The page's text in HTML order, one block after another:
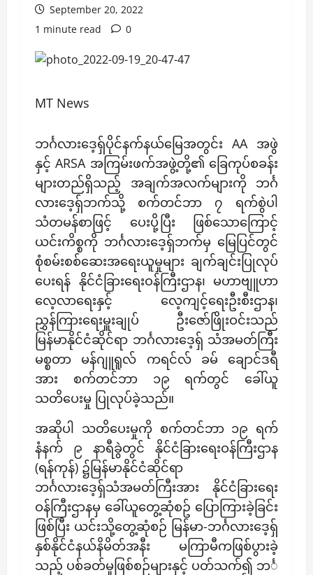
September 20, 2022
1 minute read
0
MT News
ဘင်္ဂလားဒေ့ရှ်ပိုင်နက်နယ်မြေအတွင်း AA အဖွဲ
နှင့် ARSA အကြမ်းဖက်အဖွဲ့တို့၏ ခြေကုပ်စခန်း
များတည်ရှိသည့် အချက်အလက်များကို ဘင်္ဂ
လားဒေ့ရှ်ဘက်သို့ စက်တင်ဘာ ၇ ရက်စွဲပါ
သံတမန်စာဖြင့် ပေးပို့ပြီး ဖြစ်သောကြောင့်
ယင်းကိစ္စကို ဘင်္ဂလားဒေ့ရှ်ဘက်မှ မြေပြင်တွင်
စုံစမ်းစစ်ဆေးအရေးယူမှုများ ချက်ချင်းပြုလုပ်
ပေးရန် နိုင်ငံခြားရေးဝန်ကြီးဌာန၊ မဟာဗျူဟာ
လေ့လာရေးနှင့် လေ့ကျင့်ရေးဦးစီးဌာန၊
ညွှန်ကြားရေးမှူးချုပ် ဦးဇော်ဖြိုးဝင်းသည်
မြန်မာနိုင်ငံဆိုင်ရာ ဘင်္ဂလားဒေ့ရှ် သံအမတ်ကြီး
မစ္စတာ မန်ဂျူရူလ် ကရင်လ် ခမ် ချောင်ဒရီ
အား စက်တင်ဘာ ၁၉ ရက်တွင် ခေါ်ယူ
သတိပေးမှု ပြုလုပ်ခဲ့သည်။
အဆိုပါ သတိပေးမှုကို စက်တင်ဘာ ၁၉ ရက်
နံနက် ၉ နာရီခွဲတွင် နိုင်ငံခြားရေးဝန်ကြီးဌာန
(ရန်ကုန်) ၌မြန်မာနိုင်ငံဆိုင်ရာ
ဘင်္ဂလားဒေ့ရှ်သံအမတ်ကြီးအား နိုင်ငံခြားရေး
ဝန်ကြီးဌာနမှ ခေါ်ယူတွေ့ဆုံစဥ် ပြောကြားခဲ့ခြင်း
ဖြစ်ပြီး ယင်းသို့တွေ့ဆုံစဉ် မြန်မာ-ဘင်္ဂလားဒေ့ရှ်
နှစ်နိုင်ငံနယ်နိမိတ်အနီး မကြာမီကဖြစ်ပွားခဲ့
သည့် ပစ်ခတ်မှုဖြစ်စဉ်များနှင့် ပတ်သက်၍ ဘင်္